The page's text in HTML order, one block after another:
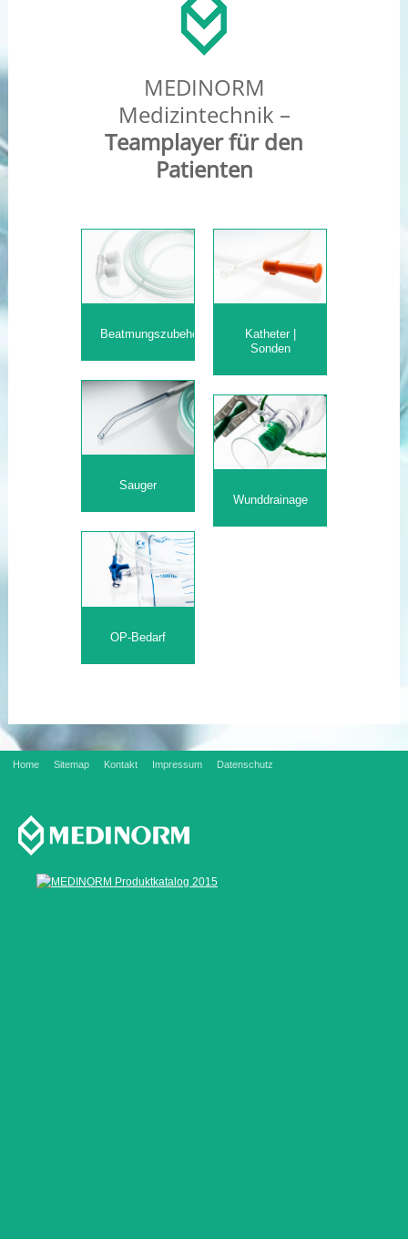
MEDINORM
Medizintechnik –
Teamplayer für den
Patienten
Beatmungszubehör
Katheter |
Sonden
Sauger
Wunddrainage
OP-Bedarf
Home Sitemap Kontakt Impressum Datenschutz